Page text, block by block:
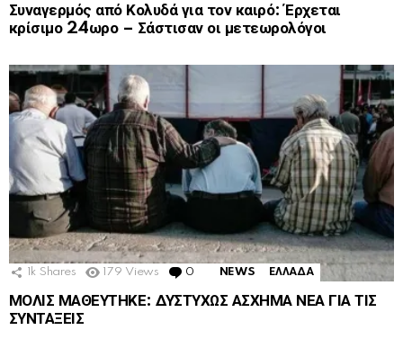
Συναγερμός από Κολυδά για τον καιρό: Έρχεται
κρίσιμο 24ωρο – Σάστισαν οι μετεωρολόγοι
1k Shares 179 Views 0 Comments
NEWS ΕΛΛΑΔΑ
ΜΟΛΙΣ ΜΑΘΕΥΤΗΚΕ: ΔΥΣΤΥΧΩΣ ΑΣΧΗΜΑ ΝΕΑ ΓΙΑ ΤΙΣ
ΣΥΝΤΑΞΕΙΣ